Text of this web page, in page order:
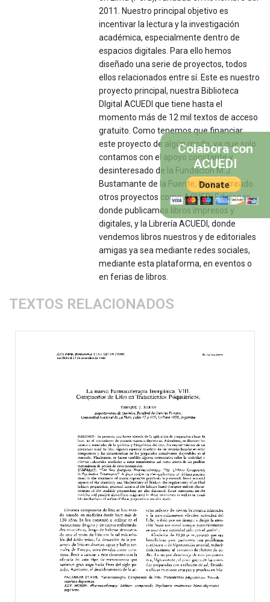
2011. Nuestro principal objetivo es
incentivar la lectura y la investigación
académica, especialmente dentro de
espacios digitales. Para ello hemos
diseñado una serie de proyectos, todos
ellos relacionados entre sí. Este es nuestro
proyecto principal, nuestra Biblioteca
DIgital ACUEDI que tiene hasta el
momento más de 12 mil textos de acceso
gratuito. Como tenemos que financiar
este proyecto de algún modo, ya que solo
contamos con el apoyo constante y
desinteresado de la Fundación M.J.
Bustamante de la Fuente, hemos creado
otros proyectos como ACUEDI Ediciones,
donde publicamos libros impresos y
digitales, y la Librería ACUEDI, donde
vendemos libros nuestros y de editoriales
amigas ya sea mediante redes sociales,
mediante esta plataforma, en eventos o
en ferias de libros.
TEXTOS RELACIONADOS
Colabora con
ACUEDI